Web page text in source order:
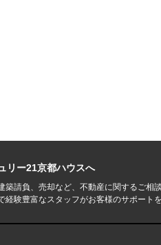
リー21京都ハウスへ
築請負、売却など、不動産に関するご相
経験豊富なスタッフがお客様のサポート